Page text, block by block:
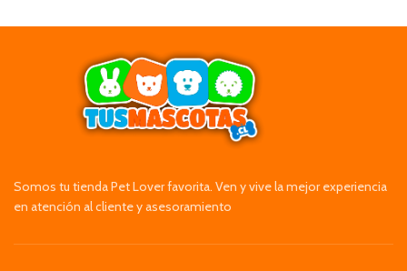
Somos tu tienda Pet Lover favorita. Ven y vive la mejor experiencia
en atención al cliente y asesoramiento